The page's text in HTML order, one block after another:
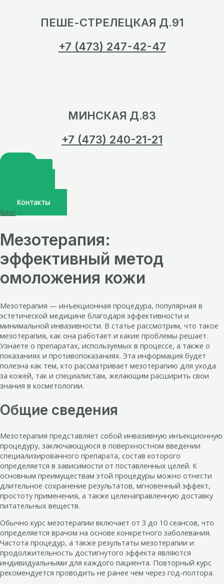
ПЕШЕ-СТРЕЛЕЦКАЯ Д.91
+7 (473) 247-42-47
МИНСКАЯ Д.83
+7 (473) 240-21-21
Контакты
Блог ›
Мезотерапия:
эффективный метод
омоложения кожи
Мезотерапия — инъекционная процедура, популярная в
эстетической медицине благодаря эффективности и
минимальной инвазивности. В статье рассмотрим, что такое
мезотерапия, как она работает и какие проблемы решает.
Узнаете о препаратах, используемых в процессе, а также о
показаниях и противопоказаниях. Эта информация будет
полезна как тем, кто рассматривает мезотерапию для ухода
за кожей, так и специалистам, желающим расширить свои
знания в косметологии.
Общие сведения
Мезотерапия представляет собой инвазивную инъекционную
процедуру, заключающуюся в поверхностном введении
специализированного препарата, состав которого
определяется в зависимости от поставленных целей. К
основным преимуществам этой процедуры можно отнести
длительное сохранение результатов, мгновенный эффект,
простоту применения, а также целенаправленную доставку
питательных веществ.
Обычно курс мезотерапии включает от 3 до 10 сеансов, что
определяется врачом на основе конкретного заболевания.
Частота процедур, а также результаты мезотерапии и
продолжительность достигнутого эффекта являются
индивидуальными для каждого пациента. Повторный курс
рекомендуется проводить не ранее чем через год-полтора.